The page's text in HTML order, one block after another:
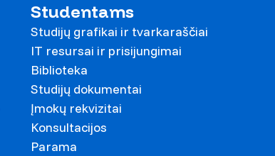
Studentams
Studijų grafikai ir tvarkaraščiai
IT resursai ir prisijungimai
Biblioteka
Studijų dokumentai
Įmokų rekvizitai
Konsultacijos
Parama